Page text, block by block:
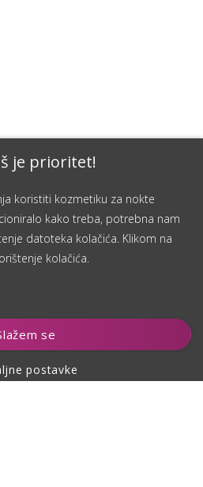
je prioritet!
koristiti kozmetiku za nokte
kako treba, potrebna nam
datoteka kolačića. Klikom na
kolačića.
se
postavke